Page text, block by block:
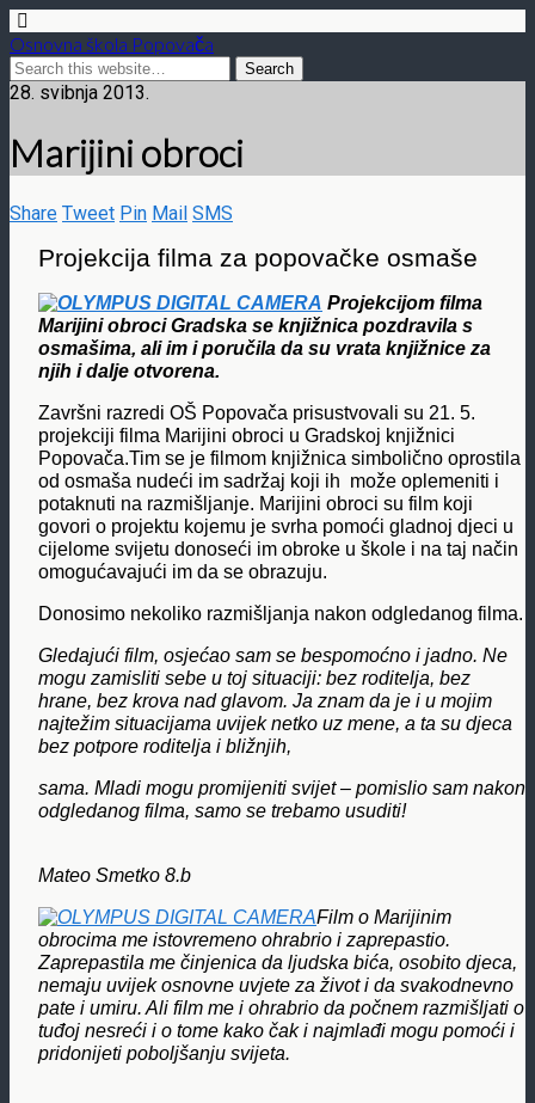
Osnovna škola Popovača
28. svibnja 2013.
Marijini obroci
Share Tweet Pin Mail SMS
Projekcija filma za popovačke osmaše
Projekcijom filma
Marijini obroci Gradska se knjižnica pozdravila s
osmašima, ali im i poručila da su vrata knjižnice za
njih i dalje otvorena.
Završni razredi OŠ Popovača prisustvovali su 21. 5.
projekciji filma Marijini obroci u Gradskoj knjižnici
Popovača.Tim se je filmom knjižnica simbolično oprostila
od osmaša nudeći im sadržaj koji ih može oplemeniti i
potaknuti na razmišljanje. Marijini obroci su film koji
govori o projektu kojemu je svrha pomoći gladnoj djeci u
cijelome svijetu donoseći im obroke u škole i na taj način
omogućavajući im da se obrazuju.
Donosimo nekoliko razmišljanja nakon odgledanog filma.
Gledajući film, osjećao sam se bespomoćno i jadno. Ne
mogu zamisliti sebe u toj situaciji: bez roditelja, bez
hrane, bez krova nad glavom. Ja znam da je i u mojim
najtežim situacijama uvijek netko uz mene, a ta su djeca
bez potpore roditelja i bližnjih,
sama. Mladi mogu promijeniti svijet – pomislio sam nakon
odgledanog filma, samo se trebamo usuditi!
Mateo Smetko 8.b
Film o Marijinim
obrocima me istovremeno ohrabrio i zaprepastio.
Zaprepastila me činjenica da ljudska bića, osobito djeca,
nemaju uvijek osnovne uvjete za život i da svakodnevno
pate i umiru. Ali film me i ohrabrio da počnem razmišljati o
tuđoj nesreći i o tome kako čak i najmlađi mogu pomoći i
pridonijeti poboljšanju svijeta.